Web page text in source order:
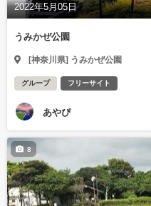
2022年5月05日
うみかぜ公園
[神奈川県] うみかぜ公園
グループ フリーサイト
あやぴ
8